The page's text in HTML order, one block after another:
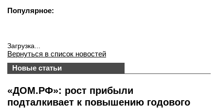
Популярное:
Загрузка...
Вернуться в список новостей
Новые статьи
«ДОМ.РФ»: рост прибыли
подталкивает к повышению годового